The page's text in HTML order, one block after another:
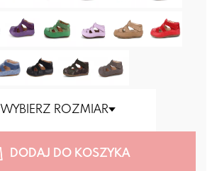
WYBIERZ ROZMIAR
DODAJ DO KOSZYKA